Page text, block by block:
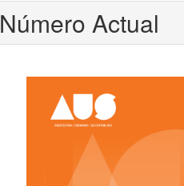
Número Actual